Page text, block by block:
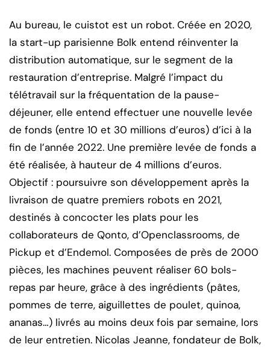
Au bureau, le cuistot est un robot. Créée en 2020,
la start-up parisienne Bolk entend réinventer la
distribution automatique, sur le segment de la
restauration d’entreprise. Malgré l’impact du
télétravail sur la fréquentation de la pause-
déjeuner, elle entend effectuer une nouvelle levée
de fonds (entre 10 et 30 millions d’euros) d’ici à la
fin de l’année 2022. Une première levée de fonds a
été réalisée, à hauteur de 4 millions d’euros.
Objectif : poursuivre son développement après la
livraison de quatre premiers robots en 2021,
destinés à concocter les plats pour les
collaborateurs de Qonto, d’Openclassrooms, de
Pickup et d’Endemol. Composées de près de 2000
pièces, les machines peuvent réaliser 60 bols-
repas par heure, grâce à des ingrédients (pâtes,
pommes de terre, aiguillettes de poulet, quinoa,
ananas…) livrés au moins deux fois par semaine, lors
de leur entretien. Nicolas Jeanne, fondateur de Bolk,